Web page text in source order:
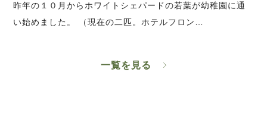
昨年の１０月からホワイトシェパードの若葉が幼稚園に通
い始めました。 （現在の二匹。ホテルフロン…
一覧を見る